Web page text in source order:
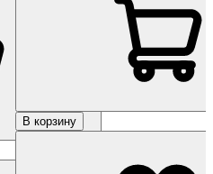
В корзину